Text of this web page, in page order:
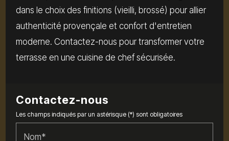
dans le choix des finitions (vieilli, brossé) pour allier
authenticité provençale et confort d'entretien
moderne. Contactez-nous pour transformer votre
terrasse en une cuisine de chef sécurisée.
Contactez-nous
Les champs indiqués par un astérisque (*) sont obligatoires
Nom*